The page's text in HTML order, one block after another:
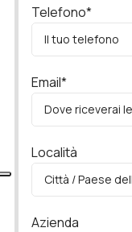
Telefono*
Email*
Località
Azienda